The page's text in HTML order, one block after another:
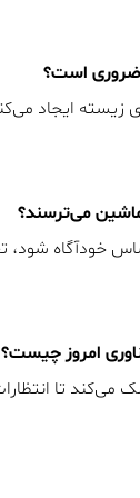
زیسته ایجاد
خودآگاه
تا